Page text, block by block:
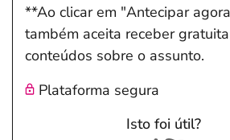
**Ao clicar em "Antecipar
também aceita receber
conteúdos sobre o assunto.
Plataforma segura
Isto foi útil?